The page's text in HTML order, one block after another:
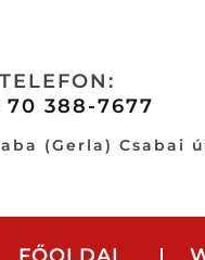
TELEFON:
70 388-7677
(Gerla) Csabai
FŐOLDAL